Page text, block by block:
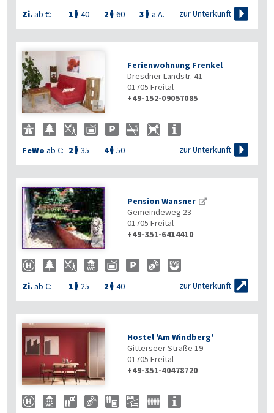
Zi.ab €: 1  40 2  60 3  a.A. zur Unterkunft 

Ferienwohnung Frenkel
Dresdner Landstr. 41
01705 Freital
+49-152-09057085
FeWo ab €: 2  35 4 50 zur Unterkunft 

Pension Wansner
Gemeindeweg 23
01705 Freital
+49-351-6414410
Zi.ab €: 1  25 2  40 zur Unterkunft 
Hostel 'Am Windberg'
Gitterseer Straße 19
01705 Freital
+49-351-40478720